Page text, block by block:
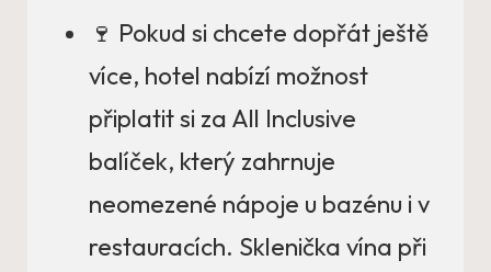
🍷 Pokud si chcete dopřát ještě
více, hotel nabízí možnost
připlatit si za All Inclusive
balíček, který zahrnuje
neomezené nápoje u bazénu i v
restauracích. Sklenička vína při